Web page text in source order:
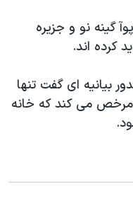
گینه نو و جزیره
کرده اند.
بیانیه ای گفت تنها
مرخص می کند که خانه